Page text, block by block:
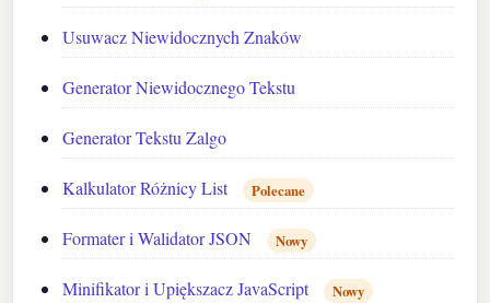
Usuwacz Niewidocznych Znaków
Generator Niewidocznego Tekstu
Generator Tekstu Zalgo
Kalkulator Różnicy List Polecane
Formater i Walidator JSON Nowy
Minifikator i Upiększacz JavaScript Nowy